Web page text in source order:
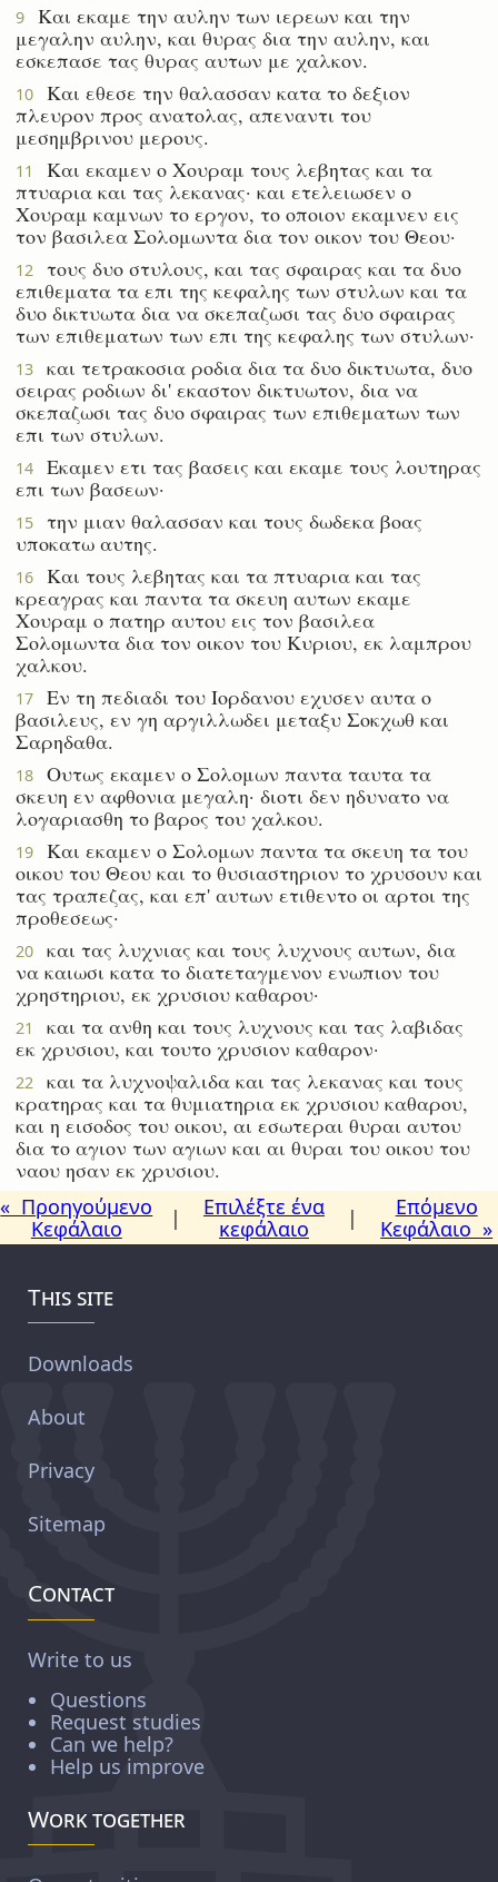
9
Και εκαμε την αυλην των ιερεων και την
μεγαλην αυλην, και θυρας δια την αυλην, και
εσκεπασε τας θυρας αυτων με χαλκον.
10
Και εθεσε την θαλασσαν κατα το δεξιον
πλευρον προς ανατολας, απεναντι του
μεσημβρινου μερους.
11
Και εκαμεν ο Χουραμ τους λεβητας και τα
πτυαρια και τας λεκανας· και ετελειωσεν ο
Χουραμ καμνων το εργον, το οποιον εκαμνεν εις
τον βασιλεα Σολομωντα δια τον οικον του Θεου·
12
τους δυο στυλους, και τας σφαιρας και τα δυο
επιθεματα τα επι της κεφαλης των στυλων και τα
δυο δικτυωτα δια να σκεπαζωσι τας δυο σφαιρας
των επιθεματων των επι της κεφαλης των στυλων·
13
και τετρακοσια ροδια δια τα δυο δικτυωτα, δυο
σειρας ροδιων δι' εκαστον δικτυωτον, δια να
σκεπαζωσι τας δυο σφαιρας των επιθεματων των
επι των στυλων.
14
Εκαμεν ετι τας βασεις και εκαμε τους λουτηρας
επι των βασεων·
15
την μιαν θαλασσαν και τους δωδεκα βοας
υποκατω αυτης.
16
Και τους λεβητας και τα πτυαρια και τας
κρεαγρας και παντα τα σκευη αυτων εκαμε
Χουραμ ο πατηρ αυτου εις τον βασιλεα
Σολομωντα δια τον οικον του Κυριου, εκ λαμπρου
χαλκου.
17
Εν τη πεδιαδι του Ιορδανου εχυσεν αυτα ο
βασιλευς, εν γη αργιλλωδει μεταξυ Σοκχωθ και
Σαρηδαθα.
18
Ουτως εκαμεν ο Σολομων παντα ταυτα τα
σκευη εν αφθονια μεγαλη· διοτι δεν ηδυνατο να
λογαριασθη το βαρος του χαλκου.
19
Και εκαμεν ο Σολομων παντα τα σκευη τα του
οικου του Θεου και το θυσιαστηριον το χρυσουν και
τας τραπεζας, και επ' αυτων ετιθεντο οι αρτοι της
προθεσεως·
20
και τας λυχνιας και τους λυχνους αυτων, δια
να καιωσι κατα το διατεταγμενον ενωπιον του
χρηστηριου, εκ χρυσιου καθαρου·
21
και τα ανθη και τους λυχνους και τας λαβιδας
εκ χρυσιου, και τουτο χρυσιον καθαρον·
22
και τα λυχνοψαλιδα και τας λεκανας και τους
κρατηρας και τα θυμιατηρια εκ χρυσιου καθαρου,
και η εισοδος του οικου, αι εσωτεραι θυραι αυτου
δια το αγιον των αγιων και αι θυραι του οικου του
ναου ησαν εκ χρυσιου.
« Προηγούμενο
Κεφάλαιο
|
Επιλέξτε ένα
κεφάλαιο
|
Επόμενο
Κεφάλαιο »
This site
Downloads
About
Privacy
Sitemap
Contact
Write to us
Questions
Request studies
Can we help?
Help us improve
Work together